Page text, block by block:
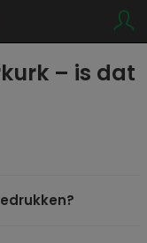
– is dat